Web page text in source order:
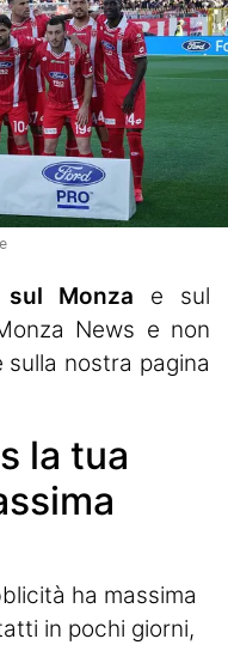
Monza e sul
News e non
nostra pagina
la tua
ha massima
in pochi giorni,